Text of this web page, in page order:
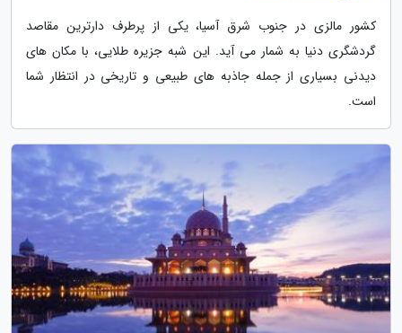
کشور مالزی در جنوب شرق آسیا، یکی از پرطرف دارترین مقاصد
گردشگری دنیا به شمار می آید. این شبه جزیره طلایی، با مکان های
دیدنی بسیاری از جمله جاذبه های طبیعی و تاریخی در انتظار شما
است.